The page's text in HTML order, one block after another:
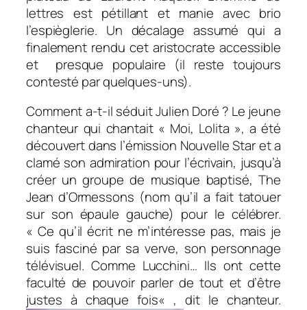
lettres est pétillant et manie avec brio
l’espièglerie. Un décalage assumé qui a
finalement rendu cet aristocrate accessible
et presque populaire (il reste toujours
contesté par quelques-uns).
Comment a-t-il séduit Julien Doré ? Le jeune
chanteur qui chantait « Moi, Lolita », a été
découvert dans l’émission Nouvelle Staret a
clamé son admiration pour l’écrivain, jusqu’à
créer un groupe de musique baptisé,The
Jean d’Ormessons (nom qu’il a fait tatouer
sur son épaule gauche) pour le célébrer.
« Ce qu’il écrit ne m’intéresse pas, mais je
suis fasciné par sa verve, son personnage
télévisuel. Comme Lucchini… Ils ont cette
faculté de pouvoir parler de tout et d’être
justes à chaque fois« , dit le chanteur.